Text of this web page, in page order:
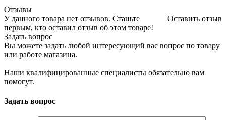
Отзывы
Оставить отзыв
У данного товара нет отзывов. Станьте
первым, кто оставил отзыв об этом товаре!
Задать вопрос
Вы можете задать любой интересующий вас вопрос по товару
или работе магазина.
Наши квалифицированные специалисты обязательно вам
помогут.
Задать вопрос